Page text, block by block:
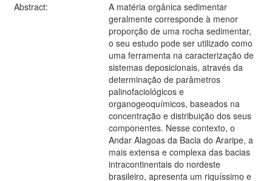
Abstract:
A matéria orgânica sedimentar
geralmente corresponde à menor
proporção de uma rocha sedimentar,
o seu estudo pode ser utilizado como
uma ferramenta na caracterização de
sistemas deposicionais, através da
determinação de parâmetros
palinofaciológicos e
organogeoquímicos, baseados na
concentração e distribuição dos seus
componentes. Nesse contexto, o
Andar Alagoas da Bacia do Araripe, a
mais extensa e complexa das bacias
intracontinentais do nordeste
brasileiro, apresenta um riquíssimo e